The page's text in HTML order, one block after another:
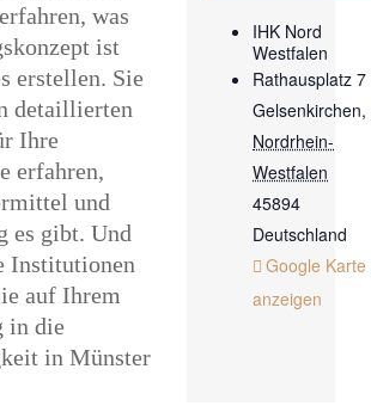
was
ist
erstellen. Sie
detaillierten
Ihre
erfahren,
und
es gibt. Und
Institutionen
auf Ihrem
in die
in Münster
IHK Nord
Westfalen
Rathausplatz 7
Gelsenkirchen,
Nordrhein-
Westfalen
45894
Deutschland
Google Karte
anzeigen